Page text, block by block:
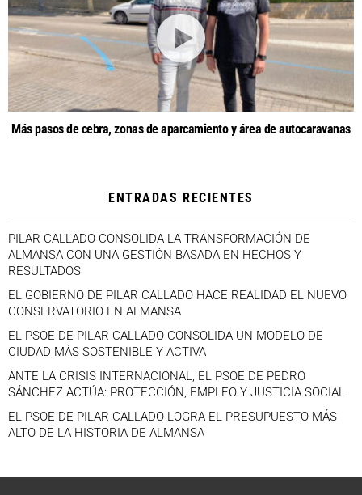
Más pasos de cebra, zonas de aparcamiento y área de autocaravanas
ENTRADAS RECIENTES
PILAR CALLADO CONSOLIDA LA TRANSFORMACIÓN DE
ALMANSA CON UNA GESTIÓN BASADA EN HECHOS Y
RESULTADOS
EL GOBIERNO DE PILAR CALLADO HACE REALIDAD EL NUEVO
CONSERVATORIO EN ALMANSA
EL PSOE DE PILAR CALLADO CONSOLIDA UN MODELO DE
CIUDAD MÁS SOSTENIBLE Y ACTIVA
ANTE LA CRISIS INTERNACIONAL, EL PSOE DE PEDRO
SÁNCHEZ ACTÚA: PROTECCIÓN, EMPLEO Y JUSTICIA SOCIAL
EL PSOE DE PILAR CALLADO LOGRA EL PRESUPUESTO MÁS
ALTO DE LA HISTORIA DE ALMANSA